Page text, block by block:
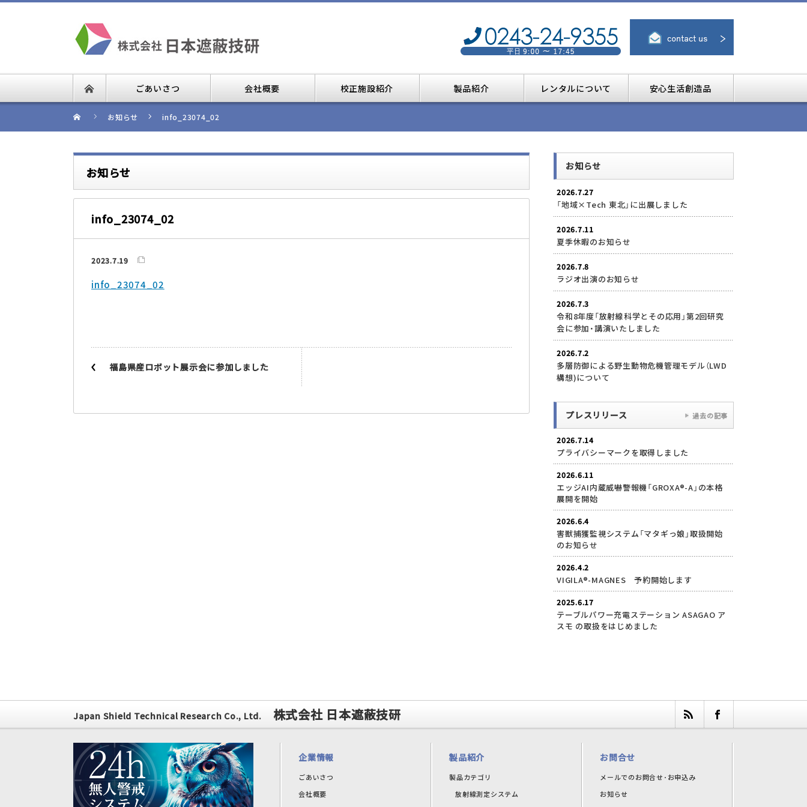
ごあいさつ 会社概要 校正施設紹介 製品紹介 レンタルについて 安心生活創造品
お知らせ info_23074_02
お知らせ
info_23074_02
2023.7.19
info_23074_02
福島県産ロボット展示会に参加しました
お知らせ
2026.7.27
「地域×Tech 東北」に出展しました
2026.7.11
夏季休暇のお知らせ
2026.7.8
ラジオ出演のお知らせ
2026.7.3
令和8年度「放射線科学とその応用」第2回研究
会に参加・講演いたしました
2026.7.2
多層防御による野生動物危機管理モデル（LWD
構想)について
プレスリリース
2026.7.14
プライバシーマークを取得しました
2026.6.11
エッジAI内蔵威嚇警報機「GROXA®-A」の本格
展開を開始
2026.6.4
害獣捕獲監視システム「マタギっ娘」取扱開始
のお知らせ
2026.4.2
VIGILA®-MAGNES 予約開始します
2025.6.17
テーブルパワー充電ステーション ASAGAO ア
スモ の取扱をはじめました
過去の記事
Japan Shield Technical Research Co., Ltd. 株式会社 日本遮蔽技研
企業情報
ごあいさつ
会社概要
製品紹介
製品カテゴリ
放射線測定システム
お問合せ
メールでのお問合せ･お申込み
お知らせ